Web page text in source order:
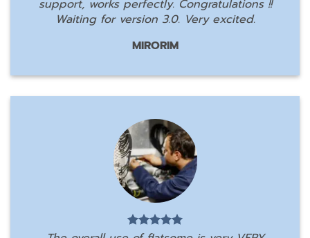
support, works perfectly. Congratulations !!
Waiting for version 3.0. Very excited.
MIRORIM